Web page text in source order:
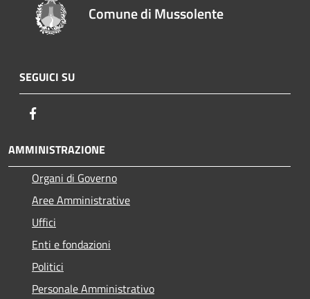
Comune di Mussolente
SEGUICI SU
AMMINISTRAZIONE
Organi di Governo
Aree Amministrative
Uffici
Enti e fondazioni
Politici
Personale Amministrativo